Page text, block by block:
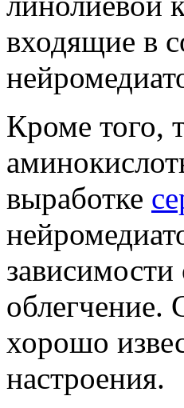
входящие в
Кроме того,
выработке
облегчение.
хорошо
настроения.